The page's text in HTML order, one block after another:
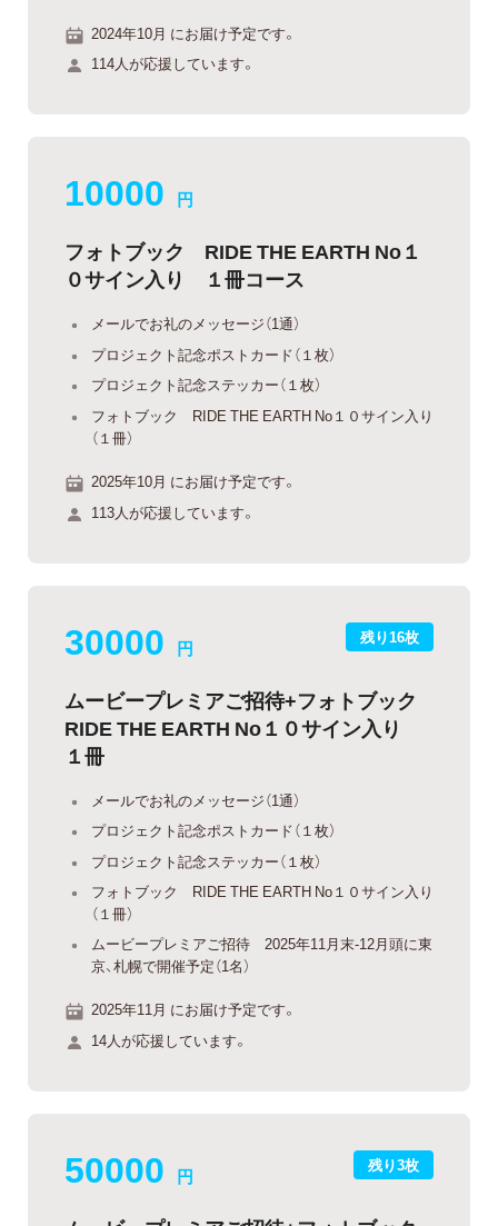
2024年10月 にお届け予定です。
114人が応援しています。
10000 円
フォトブック RIDE THE EARTH No１
０サイン入り １冊コース
メールでお礼のメッセージ（1通）
プロジェクト記念ポストカード（１枚）
プロジェクト記念ステッカー（１枚）
フォトブック RIDE THE EARTH No１０サイン入り
（１冊）
2025年10月 にお届け予定です。
113人が応援しています。
残り16枚
30000 円
ムービープレミアご招待+フォトブック
RIDE THE EARTH No１０サイン入り
１冊
メールでお礼のメッセージ（1通）
プロジェクト記念ポストカード（１枚）
プロジェクト記念ステッカー（１枚）
フォトブック RIDE THE EARTH No１０サイン入り
（１冊）
ムービープレミアご招待 2025年11月末-12月頭に東
京、札幌で開催予定（1名）
2025年11月 にお届け予定です。
14人が応援しています。
残り3枚
50000 円